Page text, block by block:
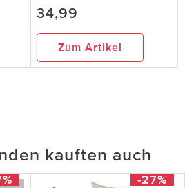
34,99
Zum Artikel
kauften auch
-27%